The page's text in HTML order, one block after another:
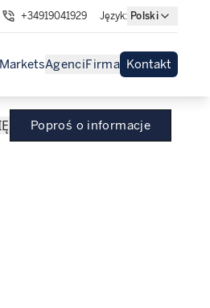
+34919041929 Język: Polski
AgenciFirma Kontakt
Poproś o informacje